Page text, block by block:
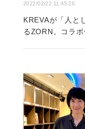
2022/02/22 11:45:26
KREVAが「人と
るZORN。コラ